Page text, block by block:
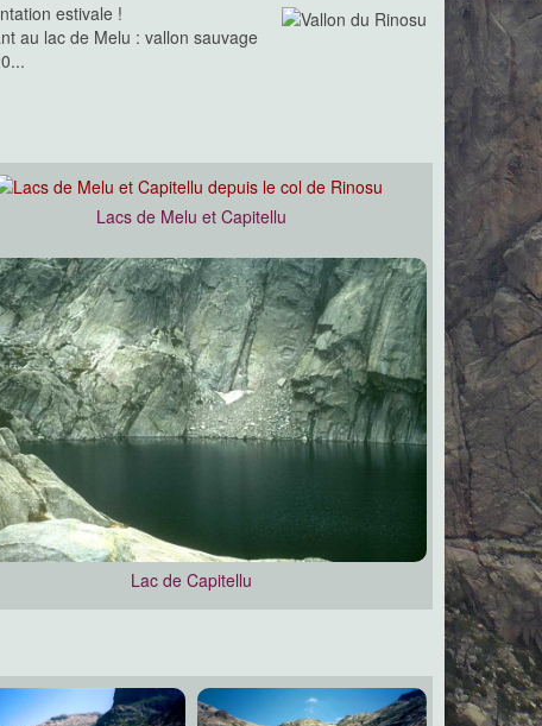
estivale !
au lac de Melu : vallon sauvage
Lacs de Melu et Capitellu
Lac de Capitellu